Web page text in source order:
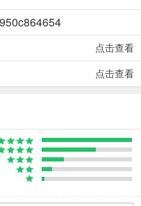
点击查看
点击查看